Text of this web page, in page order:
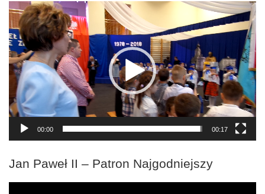
Odtwarzacz
video
00:00 00:17
Jan Paweł II – Patron Najgodniejszy